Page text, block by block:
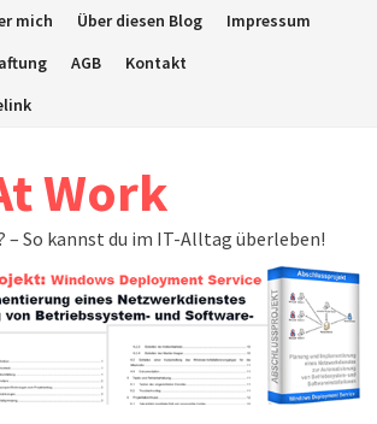
mich Über diesen Blog
Impressum
AGB
Kontakt
Work
– So kannst du im IT-Alltag überleben!